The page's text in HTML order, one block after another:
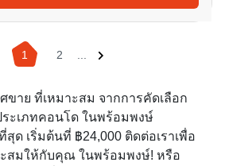
1 2 ...
าย ที่เหมาะสม จากการคัดเลือก
ะเภทคอนโด ในพร้อมพงษ์
ด เริ่มต้นที่ ฿24,000 ติดต่อเราเพื่อ
สมให้กับคุณ ในพร้อมพงษ์! หรือ